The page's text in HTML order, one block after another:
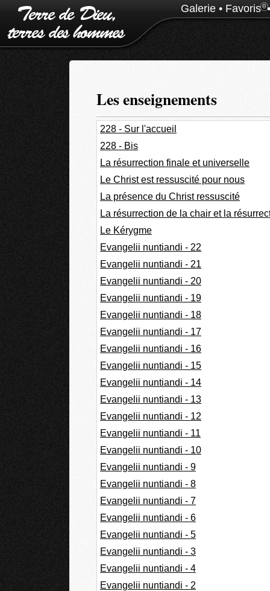
Galerie • Favoris0
Les enseignements
228 - Sur l'accueil
228 - Bis
La résurrection finale et universelle
Le Christ est ressuscité pour nous
La présence du Christ ressuscité
La résurrection de la chair et la
Le Kérygme
Evangelii nuntiandi - 22
Evangelii nuntiandi - 21
Evangelii nuntiandi - 20
Evangelii nuntiandi - 19
Evangelii nuntiandi - 18
Evangelii nuntiandi - 17
Evangelii nuntiandi - 16
Evangelii nuntiandi - 15
Evangelii nuntiandi - 14
Evangelii nuntiandi - 13
Evangelii nuntiandi - 12
Evangelii nuntiandi - 11
Evangelii nuntiandi - 10
Evangelii nuntiandi - 9
Evangelii nuntiandi - 8
Evangelii nuntiandi - 7
Evangelii nuntiandi - 6
Evangelii nuntiandi - 5
Evangelii nuntiandi - 3
Evangelii nuntiandi - 4
Evangelii nuntiandi - 2